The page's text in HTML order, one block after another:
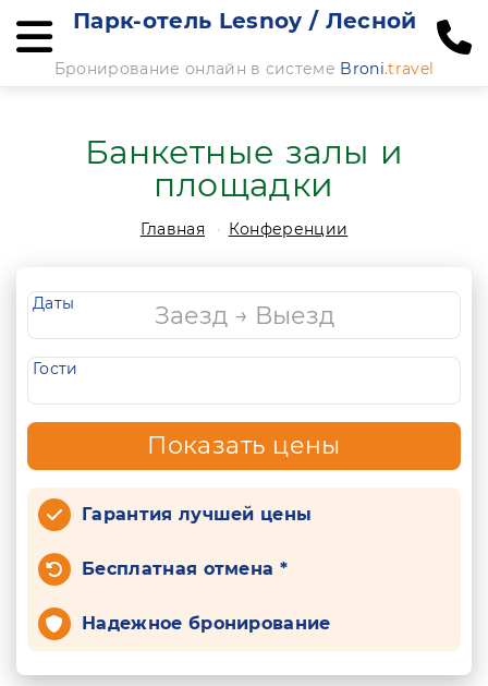
Парк-отель Lesnoy / Лесной
Бронирование онлайн в системе Broni.travel
Банкетные залы и
площадки
Главная Конференции
Даты
Гости
Показать цены
Гарантия лучшей цены
Бесплатная отмена *
Надежное бронирование